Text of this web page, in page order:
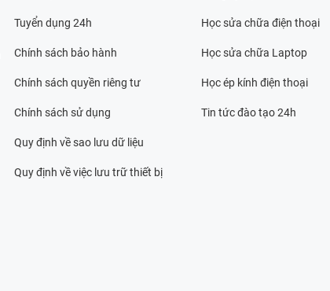
Tuyển dụng 24h
Chính sách bảo hành
Chính sách quyền riêng tư
Chính sách sử dụng
Quy định về sao lưu dữ liệu
Quy định về việc lưu trữ thiết bị
Học sửa chữa điện thoại
Học sửa chữa Laptop
Học ép kính điện thoại
Tin tức đào tạo 24h